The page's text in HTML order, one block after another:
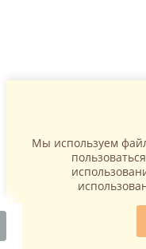
Мы используем